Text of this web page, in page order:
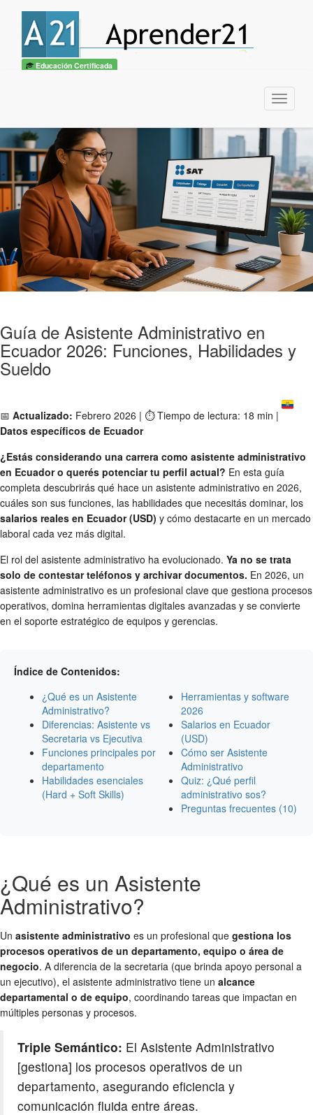
Educación Certificada
Menu
Guía de Asistente Administrativo en
Ecuador 2026: Funciones, Habilidades y
Sueldo
📅 Actualizado: Febrero 2026 | ⏱️ Tiempo de lectura: 18 min |
Datos específicos de Ecuador
¿Estás considerando una carrera como asistente administrativo
en Ecuador o querés potenciar tu perfil actual? En esta guía
completa descubrirás qué hace un asistente administrativo en 2026,
cuáles son sus funciones, las habilidades que necesitás dominar, los
salarios reales en Ecuador (USD) y cómo destacarte en un mercado
laboral cada vez más digital.
El rol del asistente administrativo ha evolucionado. Ya no se trata
solo de contestar teléfonos y archivar documentos. En 2026, un
asistente administrativo es un profesional clave que gestiona procesos
operativos, domina herramientas digitales avanzadas y se convierte
en el soporte estratégico de equipos y gerencias.
Índice de Contenidos:
¿Qué es un Asistente
Administrativo?
Diferencias: Asistente vs
Secretaria vs Ejecutiva
Funciones principales por
departamento
Habilidades esenciales
(Hard + Soft Skills)
Herramientas y software
2026
Salarios en Ecuador
(USD)
Cómo ser Asistente
Administrativo
Quiz: ¿Qué perfil
administrativo sos?
Preguntas frecuentes (10)
¿Qué es un Asistente
Administrativo?
Un asistente administrativo es un profesional que gestiona los
procesos operativos de un departamento, equipo o área de
negocio. A diferencia de la secretaria (que brinda apoyo personal a
un ejecutivo), el asistente administrativo tiene un alcance
departamental o de equipo, coordinando tareas que impactan en
múltiples personas y procesos.
Triple Semántico: El Asistente Administrativo
[gestiona] los procesos operativos de un
departamento, asegurando eficiencia y
comunicación fluida entre áreas.